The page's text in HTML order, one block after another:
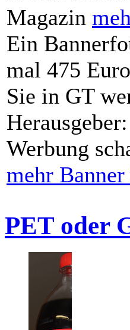
Magazin
Ein
mal 475
Sie in GT
Werbung
mehr
PET oder